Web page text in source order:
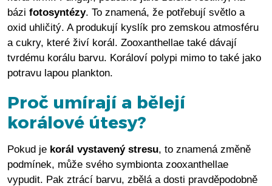
bázi fotosyntézy. To znamená, že potřebují světlo a
oxid uhličitý. A produkují kyslík pro zemskou atmosféru
a cukry, které živí korál. Zooxanthellae také dávají
tvrdému korálu barvu. Koráloví polypi mimo to také jako
potravu lapou plankton.
Proč umírají a bělejí
korálové útesy?
Pokud je korál vystavený stresu, to znamená změně
podmínek, může svého symbionta zooxanthellae
vypudit. Pak ztrácí barvu, zbělá a dosti pravděpodobně